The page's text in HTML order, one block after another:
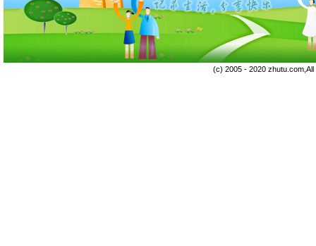
(c) 2005 - 2020